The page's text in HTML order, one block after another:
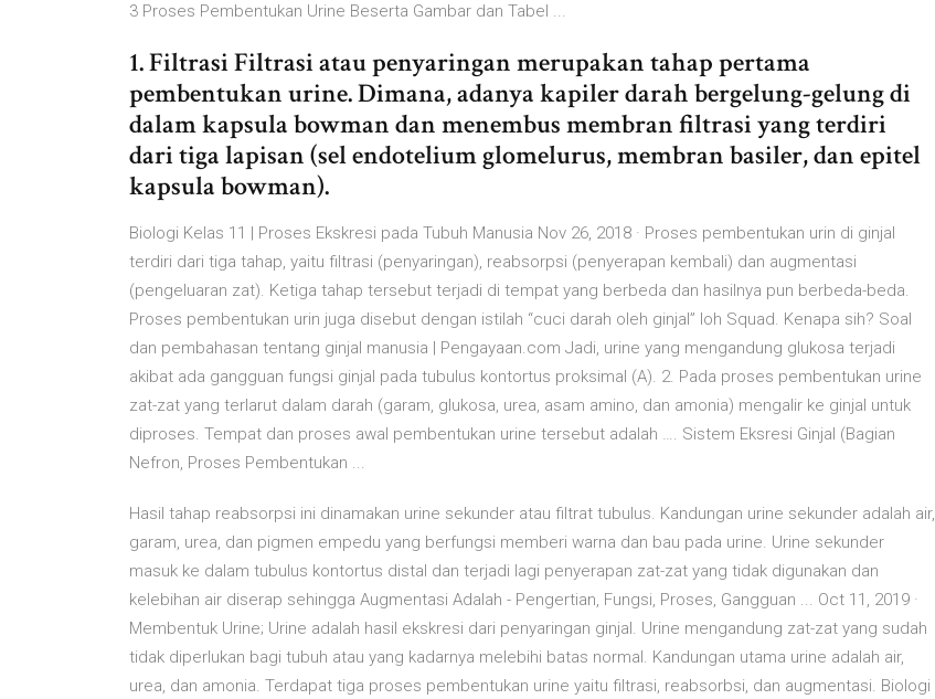
3 Proses Pembentukan Urine Beserta Gambar dan Tabel ...
1. Filtrasi Filtrasi atau penyaringan merupakan tahap pertama
pembentukan urine. Dimana, adanya kapiler darah bergelung-gelung di
dalam kapsula bowman dan menembus membran filtrasi yang terdiri
dari tiga lapisan (sel endotelium glomelurus, membran basiler, dan epitel
kapsula bowman).
Biologi Kelas 11 | Proses Ekskresi pada Tubuh Manusia Nov 26, 2018 · Proses pembentukan urin di ginjal
terdiri dari tiga tahap, yaitu filtrasi (penyaringan), reabsorpsi (penyerapan kembali) dan augmentasi
(pengeluaran zat). Ketiga tahap tersebut terjadi di tempat yang berbeda dan hasilnya pun berbeda-beda.
Proses pembentukan urin juga disebut dengan istilah “cuci darah oleh ginjal” loh Squad. Kenapa sih? Soal
dan pembahasan tentang ginjal manusia | Pengayaan.com Jadi, urine yang mengandung glukosa terjadi
akibat ada gangguan fungsi ginjal pada tubulus kontortus proksimal (A). 2. Pada proses pembentukan urine
zat-zat yang terlarut dalam darah (garam, glukosa, urea, asam amino, dan amonia) mengalir ke ginjal untuk
diproses. Tempat dan proses awal pembentukan urine tersebut adalah …. Sistem Eksresi Ginjal (Bagian
Nefron, Proses Pembentukan ...
Hasil tahap reabsorpsi ini dinamakan urine sekunder atau filtrat tubulus. Kandungan urine sekunder adalah air,
garam, urea, dan pigmen empedu yang berfungsi memberi warna dan bau pada urine. Urine sekunder
masuk ke dalam tubulus kontortus distal dan terjadi lagi penyerapan zat-zat yang tidak digunakan dan
kelebihan air diserap sehingga Augmentasi Adalah - Pengertian, Fungsi, Proses, Gangguan ... Oct 11, 2019 ·
Membentuk Urine; Urine adalah hasil ekskresi dari penyaringan ginjal. Urine mengandung zat-zat yang sudah
tidak diperlukan bagi tubuh atau yang kadarnya melebihi batas normal. Kandungan utama urine adalah air,
urea, dan amonia. Terdapat tiga proses pembentukan urine yaitu filtrasi, reabsorbsi, dan augmentasi. Biologi